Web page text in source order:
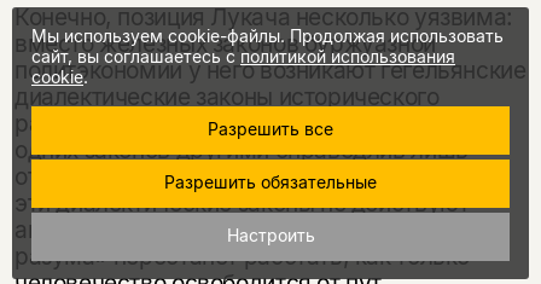
Конечно, позиция Лукача несколько уязвима:
вместо железных законов буржуазной
политэкономии у него возникают гегельянские
диалектические законы исторического
развития. Но возможный упрек в замене
одних законов другими справедлив лишь
отчасти. Лукач всячески подчеркивает, что
эти диалектические законы не действуют
автоматически. Бессознательная «хитрость
разума» перестанет работать, как только
Мы используем cookie-файлы. Продолжая использовать
сайт, вы соглашаетесь сполитикой использования
cookie.
Разрешить все
Разрешить обязательные
Настроить